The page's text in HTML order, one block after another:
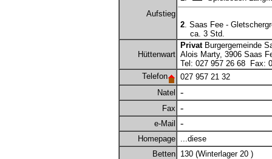
Aufstieg
2. Saas Fee -
ca. 3 Std.
Hüttenwart
Privat Burgergemeinde
Alois Marty, 3906 Saas
Tel: 027 957 26 68 Fax:
Telefon
027 957 21 32
Natel
-
Fax -
e-Mail -
Homepage ...diese
Betten 130 (Winterlager 20 )